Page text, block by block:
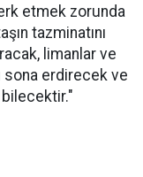
etmek zorunda
tazminatını
limanlar ve
sona erdirecek ve